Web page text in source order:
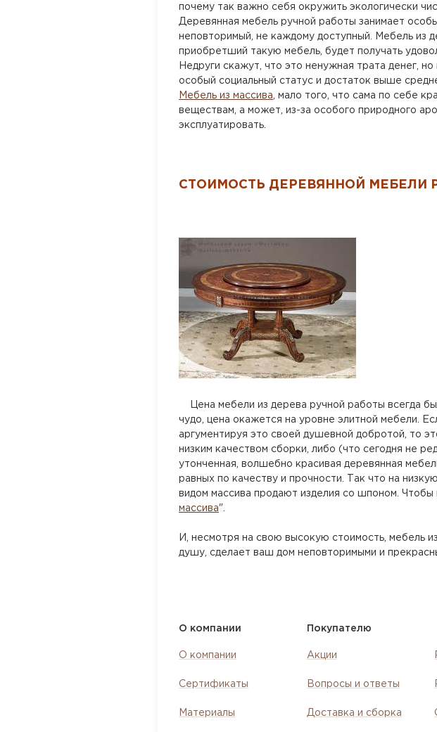
почему так важно себя окружить экологически
Деревянная мебель ручной работы занимает
неповторимый, не каждому доступный. Мебель из
приобретший такую мебель, будет получать
Недруги скажут, что это ненужная трата денег,
особый социальный статус и достаток выше
Мебель из массива , мало того, что сама по себе
веществам, а может, из-за особого природного
эксплуатировать.
СТОИМОСТЬ ДЕРЕВЯННОЙ МЕБЕЛИ
Цена мебели из дерева ручной работы всегда
чудо, цена окажется на уровне элитной мебели.
аргументируя это своей душевной добротой, то
низким качеством сборки, либо (что сегодня не
утонченная, волшебно красивая деревянная
равных по качеству и прочности. Так что на
видом массива продают изделия со шпоном. Чтобы
массива".
И, несмотря на свою высокую стоимость, мебель
душу, сделает ваш дом неповторимыми и
О компании
О компании
Сертификаты
Материалы
Покупателю
Акции
Вопросы и ответы
Доставка и сборка